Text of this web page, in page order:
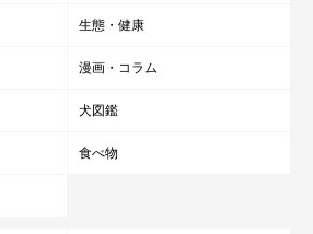
生態・健康
漫画・コラム
犬図鑑
食べ物